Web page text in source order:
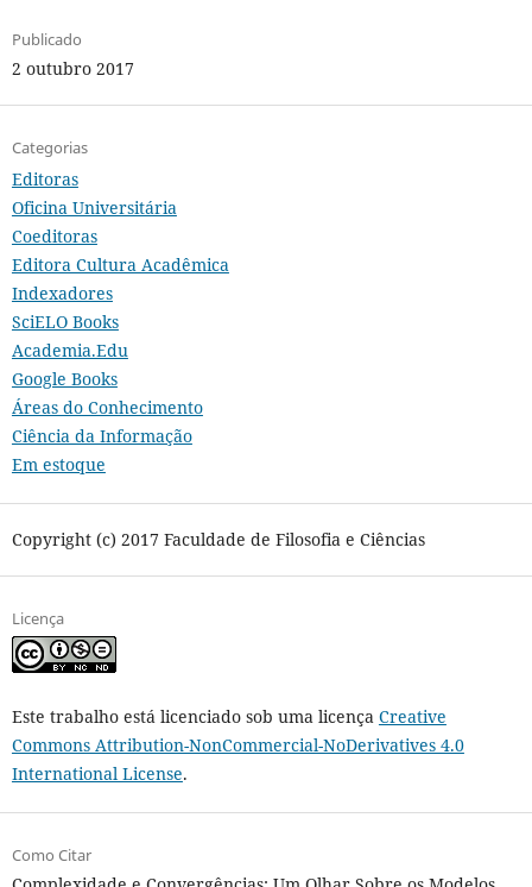
Publicado
2 outubro 2017
Categorias
Editoras
Oficina Universitária
Coeditoras
Editora Cultura Acadêmica
Indexadores
SciELO Books
Academia.Edu
Google Books
Áreas do Conhecimento
Ciência da Informação
Em estoque
Copyright (c) 2017 Faculdade de Filosofia e Ciências
Licença
Este trabalho está licenciado sob uma licença Creative
Commons Attribution-NonCommercial-NoDerivatives 4.0
International License.
Como Citar